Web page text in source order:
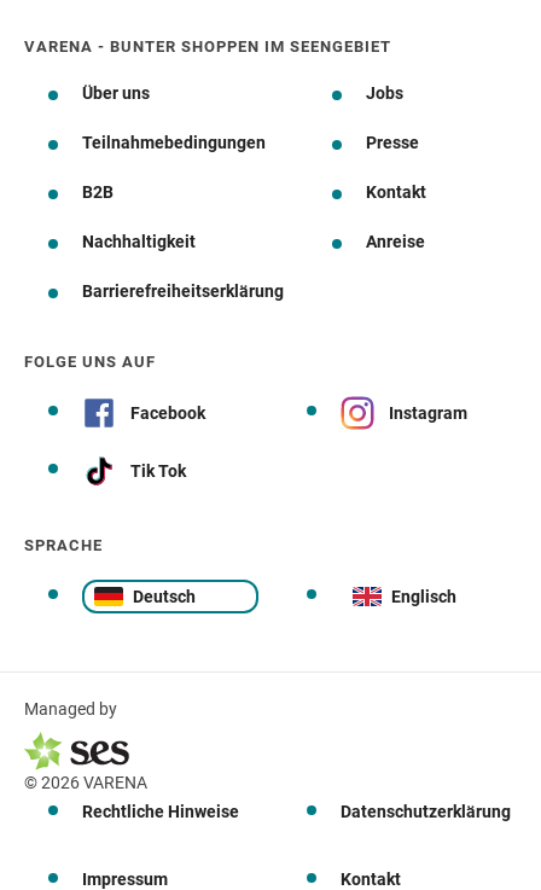
VARENA - BUNTER SHOPPEN IM SEENGEBIET
Über uns Jobs
Teilnahmebedingungen Presse
B2B Kontakt
Nachhaltigkeit Anreise
Barrierefreiheitserklärung
FOLGE UNS AUF
Facebook Instagram
Tik Tok
SPRACHE
Deutsch Englisch
Managed by
© 2026 VARENA
Rechtliche Hinweise
Datenschutzerklärung
Impressum Kontakt